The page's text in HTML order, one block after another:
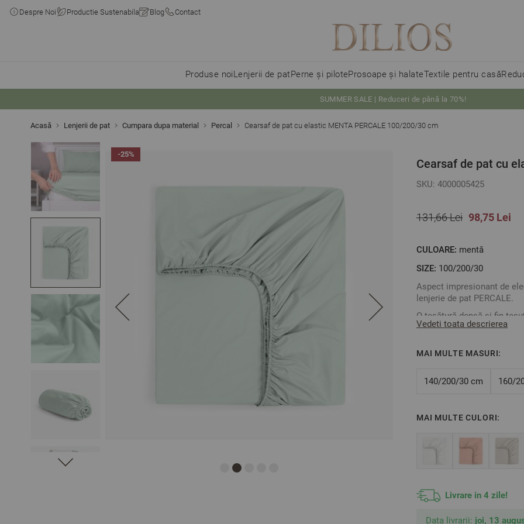
Despre Noi Productie Sustenabila Blog Contact
Produse noiLenjerii de patPerne și piloteProsoape și halateTextile pentru casă
SUMMER SALE | Reduceri de până la 70%!
Acasă Lenjerii de pat Cumpara dupa material Percal Cearsaf de pat cu elastic MENTA PERCALE 100/200/30 cm
-25%
Cearsaf de pat cu
SKU: 4000005425
131,66 Lei 98,75 Lei
CULOARE: mentă
SIZE: 100/200/30
Aspect impresionant de
lenjerie de pat PERCALE.
O țesătură densă și fin
superbă de curățenie și lux
întreaga lungime. Elasticul
Combină-l cu lenjerie de
dimensiunile exacte ale
Această dimensiune este
** Fotografiile sunt
Vedeti toata descrierea
MAI MULTE MASURI:
140/200/30 cm 160/
MAI MULTE CULORI:
Livrare in 4 zile!
Data livrarii: joi, 13